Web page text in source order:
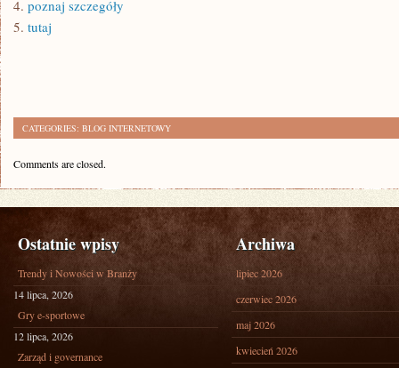
4. poznaj szczegóły
5. tutaj
CATEGORIES: BLOG INTERNETOWY
Comments are closed.
Ostatnie wpisy
Trendy i Nowości w Branży
14 lipca, 2026
Gry e-sportowe
12 lipca, 2026
Zarząd i governance
Archiwa
lipiec 2026
czerwiec 2026
maj 2026
kwiecień 2026